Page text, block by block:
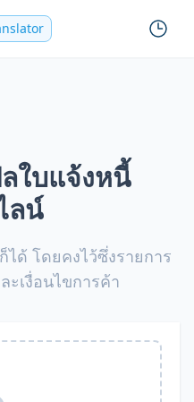
ใบแจ้งหนี้
ลน์
ด้ โดยคงไว้ซึ่งรายการ
ะเงื่อนไขการค้า